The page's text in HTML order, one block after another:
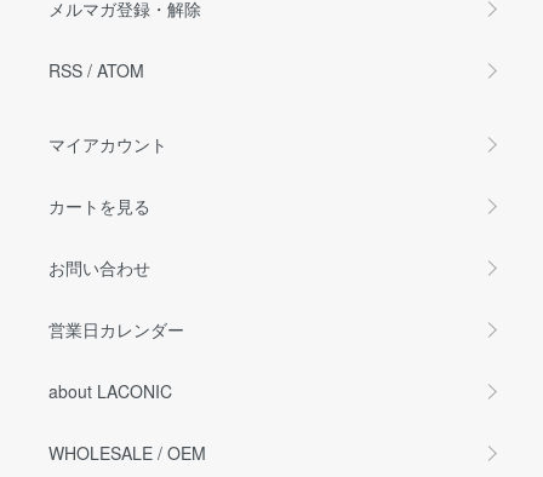
メルマガ登録・解除
RSS / ATOM
マイアカウント
カートを見る
お問い合わせ
営業日カレンダー
about LACONIC
WHOLESALE / OEM